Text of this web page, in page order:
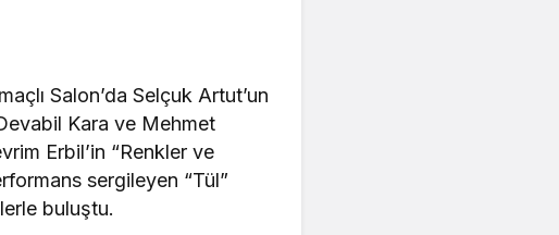
Salon’da Selçuk Artut’un
Kara ve Mehmet
Erbil’in “Renkler ve
sergileyen “Tül”
buluştu.